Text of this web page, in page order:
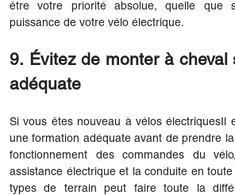
être votre priorité absolue, quelle que
puissance de votre vélo électrique.
9. Évitez de monter à cheval
adéquate
Si vous êtes nouveau à vélos électriques Il
une formation adéquate avant de prendre
fonctionnement des commandes du
assistance électrique et la conduite en
types de terrain peut faire toute la